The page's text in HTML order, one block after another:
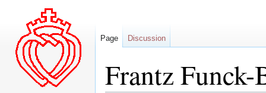
Frantz Funck-
Page Discussion